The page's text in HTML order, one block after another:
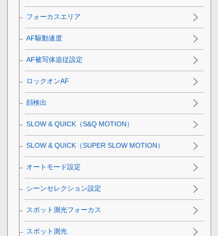
フォーカスエリア
AF駆動速度
AF被写体追従設定
ロックオンAF
顔検出
SLOW & QUICK（S&Q MOTION）
SLOW & QUICK（SUPER SLOW MOTION）
オートモード設定
シーンセレクション設定
スポット測光フォーカス
スポット測光